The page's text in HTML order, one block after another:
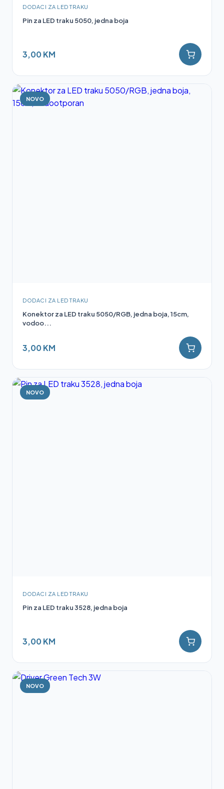
DODACI ZA LED TRAKU
Pin za LED traku 5050, jedna boja
3,00 KM
NOVO
DODACI ZA LED TRAKU
Konektor za LED traku 5050/RGB, jedna boja, 15cm,
vodoo...
3,00 KM
NOVO
DODACI ZA LED TRAKU
Pin za LED traku 3528, jedna boja
3,00 KM
NOVO